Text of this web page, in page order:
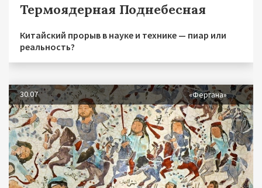
Термоядерная Поднебесная
Китайский прорыв в науке и технике — пиар или
реальность?
30.07 «Фергана»